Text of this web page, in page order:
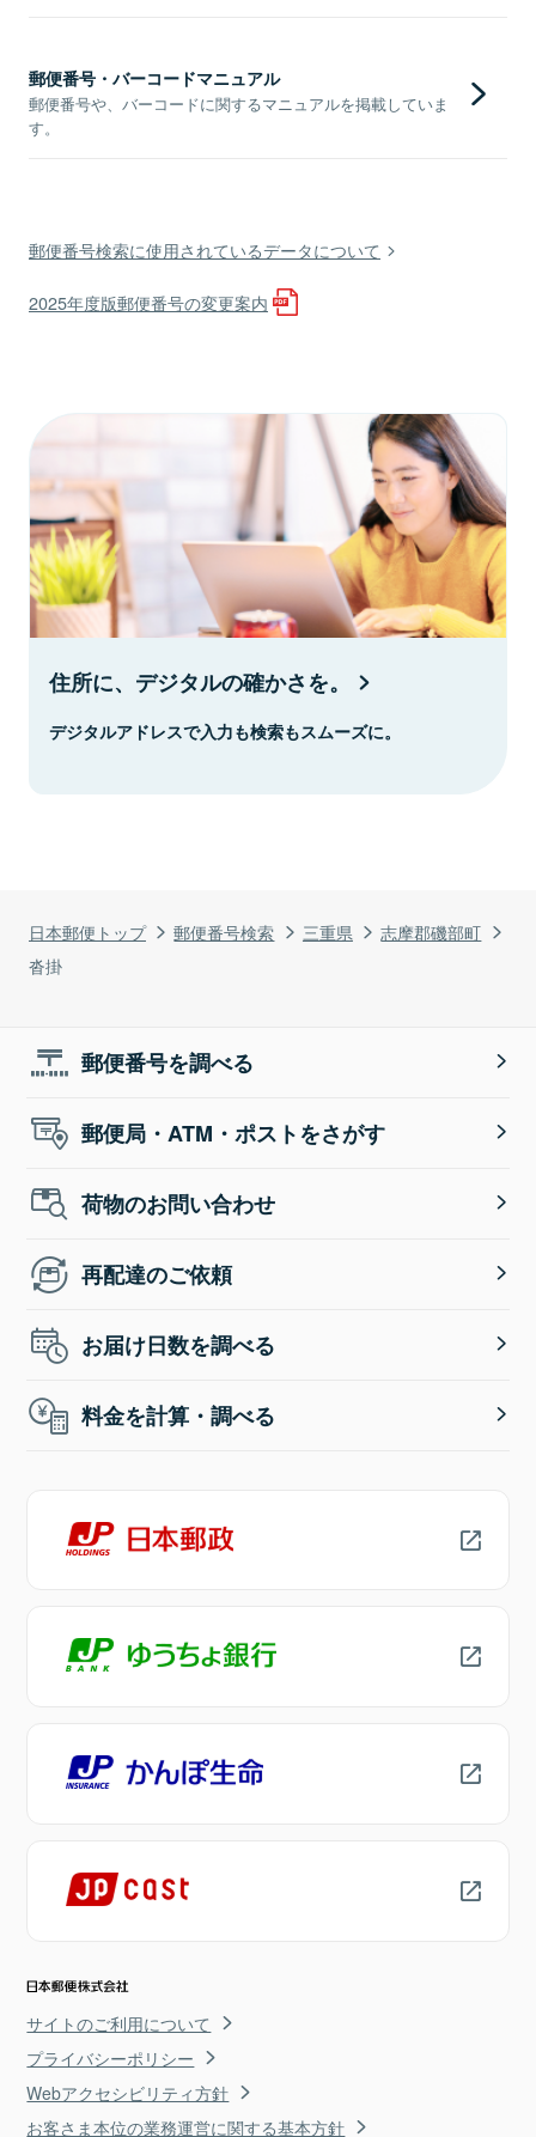
日本郵便トップ 郵便番号検索 三重県
志摩郡磯部町
沓掛
郵便番号・バーコードマニュアル
郵便番号や、バーコードに関するマニュアルを掲載していま
す。
郵便番号検索に使用されているデータについて
2025年度版郵便番号の変更案内
住所に、デジタルの確かさを。
デジタルアドレスで入力も検索もスムーズに。
郵便番号を調べる
郵便局・ATM・ポストをさがす
荷物のお問い合わせ
再配達のご依頼
お届け日数を調べる
料金を計算・調べる
サイトのご利用について
プライバシーポリシー
Webアクセシビリティ方針
お客さま本位の業務運営に関する基本方針